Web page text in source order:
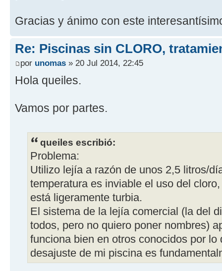
Gracias y ánimo con este
Re: Piscinas sin CLORO,
por unomas » 20 Jul 2014, 22:45
Hola queiles.
Vamos por partes.
queiles escribió:
Problema:
Utilizo lejía a razón de unos 2,5 litros/
temperatura es inviable el uso del
está ligeramente turbia.
El sistema de la lejía comercial (la del
todos, pero no quiero poner nombres)
funciona bien en otros conocidos por lo
desajuste de mi piscina es